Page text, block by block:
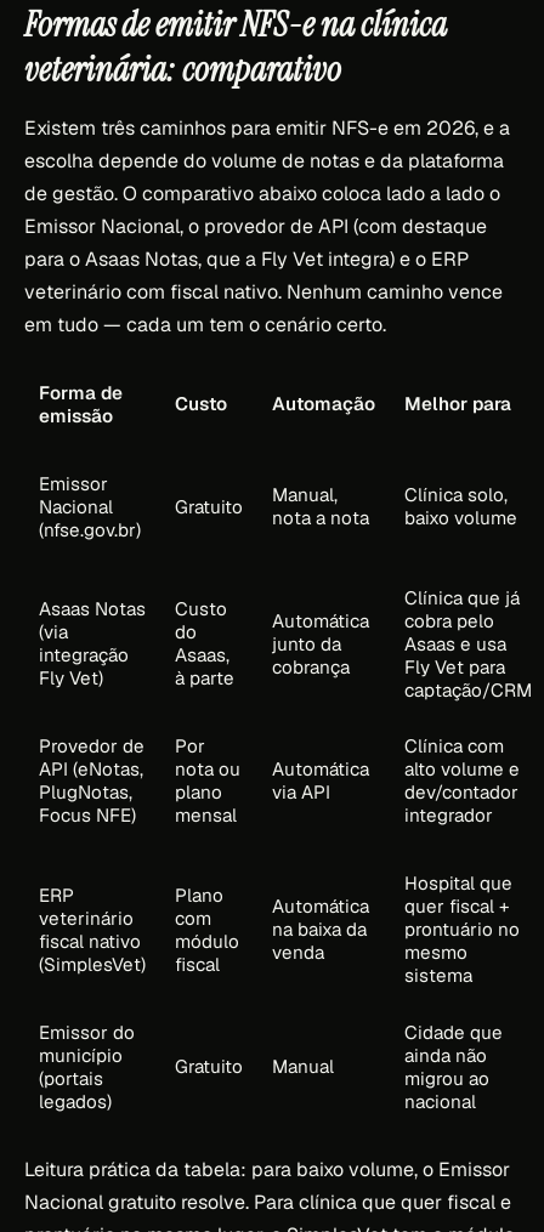
Formas de emitir NFS-e na clínica
veterinária: comparativo
Existem três caminhos para emitir NFS-e em 2026, e a
escolha depende do volume de notas e da plataforma
de gestão. O comparativo abaixo coloca lado a lado o
Emissor Nacional, o provedor de API (com destaque
para o Asaas Notas, que a Fly Vet integra) e o ERP
veterinário com fiscal nativo. Nenhum caminho vence
em tudo — cada um tem o cenário certo.
Forma de
emissão
Custo Automação Melhor para
Emissor
Nacional
(nfse.gov.br)
Gratuito
Manual,
nota a nota
Clínica solo,
baixo volume
Asaas Notas
(via
integração
Fly Vet)
Custo
do
Asaas,
à parte
Automática
junto da
cobrança
Clínica que já
cobra pelo
Asaas e usa
Fly Vet para
captação/CRM
Provedor de
API (eNotas,
PlugNotas,
Focus NFE)
Por
nota ou
plano
mensal
Automática
via API
Clínica com
alto volume e
dev/contador
integrador
ERP
veterinário
fiscal nativo
(SimplesVet)
Plano
com
módulo
fiscal
Automática
na baixa da
venda
Hospital que
quer fiscal +
prontuário no
mesmo
sistema
Emissor do
município
(portais
legados)
Gratuito Manual
Cidade que
ainda não
migrou ao
nacional
Leitura prática da tabela: para baixo volume, o Emissor
Nacional gratuito resolve. Para clínica que quer fiscal e